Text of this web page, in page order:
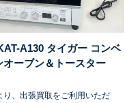
A130 タイガー コンベ
オーブン＆トースター
り、出張買取をご利用いただ